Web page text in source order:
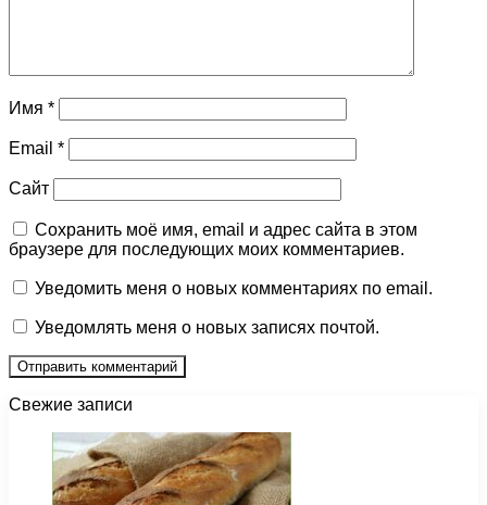
Имя *
Email *
Сайт
Сохранить моё имя, email и адрес сайта в этом
браузере для последующих моих комментариев.
Уведомить меня о новых комментариях по email.
Уведомлять меня о новых записях почтой.
Свежие записи